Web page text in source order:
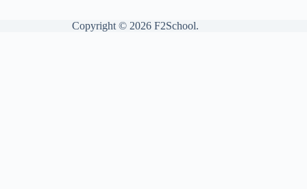
Copyright © 2026 F2School.